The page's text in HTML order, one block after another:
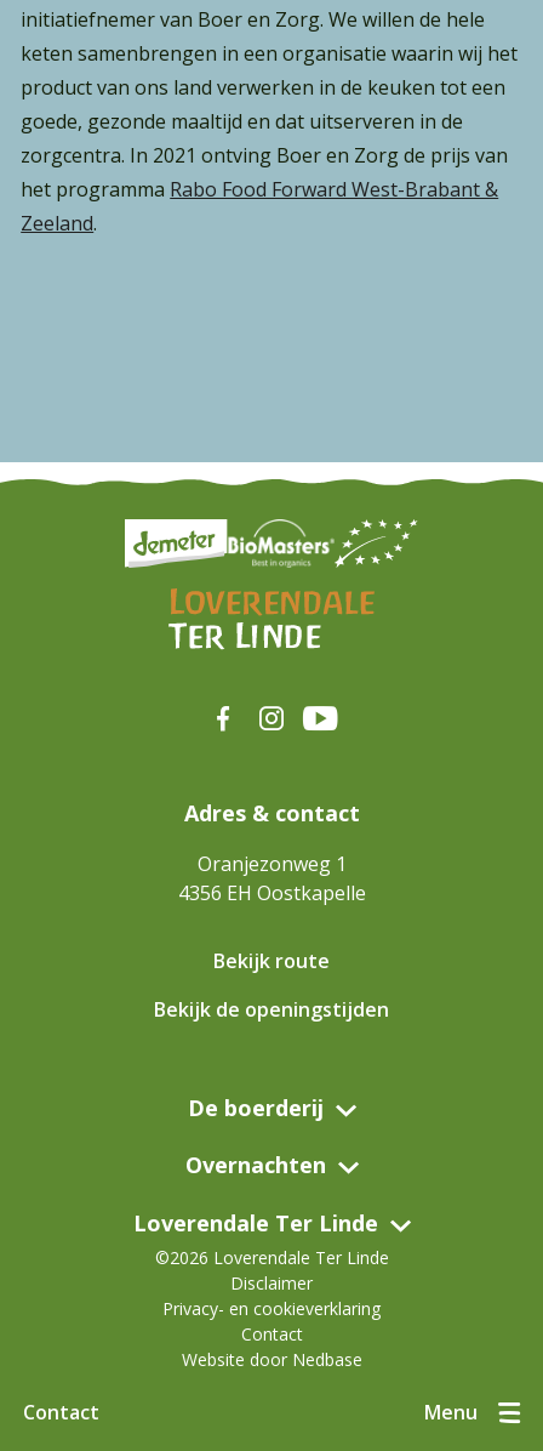
Contact Menu
initiatiefnemer van Boer en Zorg. We willen de hele
keten samenbrengen in een organisatie waarin wij het
product van ons land verwerken in de keuken tot een
goede, gezonde maaltijd en dat uitserveren in de
zorgcentra. In 2021 ontving Boer en Zorg de prijs van
het programma Rabo Food Forward West-Brabant &
Zeeland.
De boerderij
Overnachten
Loverendale Ter Linde
Adres & contact
Oranjezonweg 1
4356 EH Oostkapelle
Bekijk route
Bekijk de openingstijden
©2026 Loverendale Ter Linde
Disclaimer
Privacy- en cookieverklaring
Contact
Website door Nedbase